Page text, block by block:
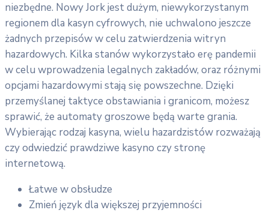
niezbędne. Nowy Jork jest dużym, niewykorzystanym
regionem dla kasyn cyfrowych, nie uchwalono jeszcze
żadnych przepisów w celu zatwierdzenia witryn
hazardowych. Kilka stanów wykorzystało erę pandemii
w celu wprowadzenia legalnych zakładów, oraz różnymi
opcjami hazardowymi stają się powszechne. Dzięki
przemyślanej taktyce obstawiania i granicom, możesz
sprawić, że automaty groszowe będą warte grania.
Wybierając rodzaj kasyna, wielu hazardzistów rozważają
czy odwiedzić prawdziwe kasyno czy stronę
internetową.
Łatwe w obsłudze
Zmień język dla większej przyjemności